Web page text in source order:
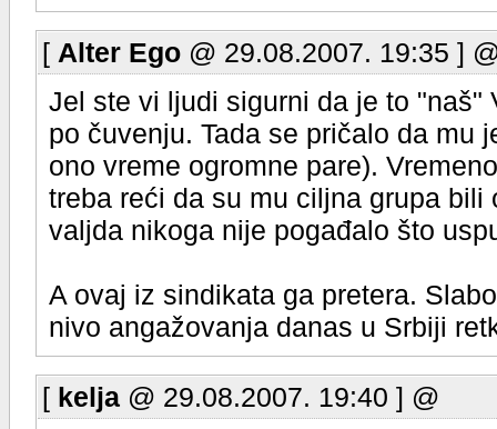
[ Alter Ego @ 29.08.2007. 19:35 ]
Jel ste vi ljudi sigurni da je to "naš"
po čuvenju. Tada se pričalo da mu
ono vreme ogromne pare).
treba reći da su mu ciljna grupa
valjda nikoga nije pogađalo što
A ovaj iz sindikata ga pretera.
nivo angažovanja danas u Srbiji
[ kelja @ 29.08.2007. 19:40 ] @